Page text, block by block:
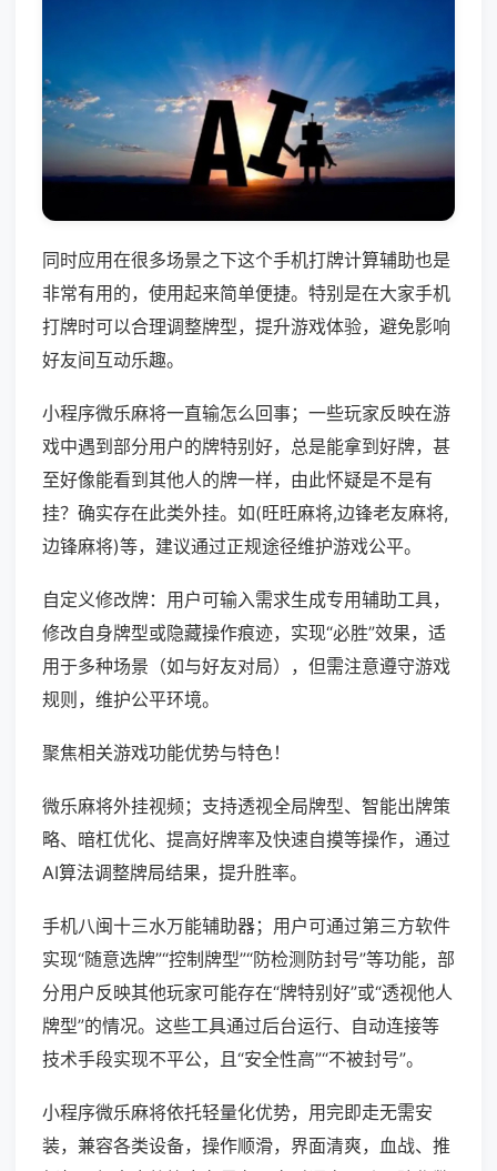
同时应用在很多场景之下这个手机打牌计算辅助也是
非常有用的，使用起来简单便捷。特别是在大家手机
打牌时可以合理调整牌型，提升游戏体验，避免影响
好友间互动乐趣。
小程序微乐麻将一直输怎么回事；一些玩家反映在游
戏中遇到部分用户的牌特别好，总是能拿到好牌，甚
至好像能看到其他人的牌一样，由此怀疑是不是有
挂？确实存在此类外挂。如(旺旺麻将,边锋老友麻将,
边锋麻将)等，建议通过正规途径维护游戏公平。
自定义修改牌：用户可输入需求生成专用辅助工具，
修改自身牌型或隐藏操作痕迹，实现“必胜”效果，适
用于多种场景（如与好友对局），但需注意遵守游戏
规则，维护公平环境。
聚焦相关游戏功能优势与特色！
微乐麻将外挂视频；支持透视全局牌型、智能出牌策
略、暗杠优化、提高好牌率及快速自摸等操作，通过
AI算法调整牌局结果，提升胜率。
手机八闽十三水万能辅助器；用户可通过第三方软件
实现“随意选牌”“控制牌型”“防检测防封号”等功能，部
分用户反映其他玩家可能存在“牌特别好”或“透视他人
牌型”的情况。这些工具通过后台运行、自动连接等
技术手段实现不平公，且“安全性高”“不被封号”。
小程序微乐麻将依托轻量化优势，用完即走无需安
装，兼容各类设备，操作顺滑，界面清爽，血战、推